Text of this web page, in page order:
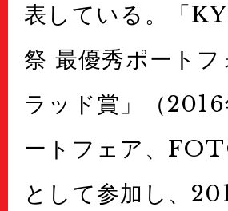
表している。「
祭 最優秀ポート
ラッド賞」（
ートフェア、
として参加し、